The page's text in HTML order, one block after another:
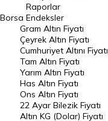
Dünya Borsaları
Raporlar
Endeksler
DÖVİZ
Döviz Kuru
Dolar Kuru
Borsa
Raporlar
Endeksler
Gram Altın Fiyatı
Çeyrek Altın Fiyatı
Cumhuriyet Altını Fiyatı
Tam Altın Fiyatı
Yarım Altın Fiyatı
Has Altın Fiyatı
Ons Altın Fiyatı
22 Ayar Bilezik Fiyatı
Altın KG (Dolar) Fiyatı